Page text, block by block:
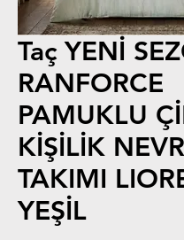
Taç YENİ
RANFORCE
PAMUKLU
KİŞİLİK
TAKIMI
YEŞİL